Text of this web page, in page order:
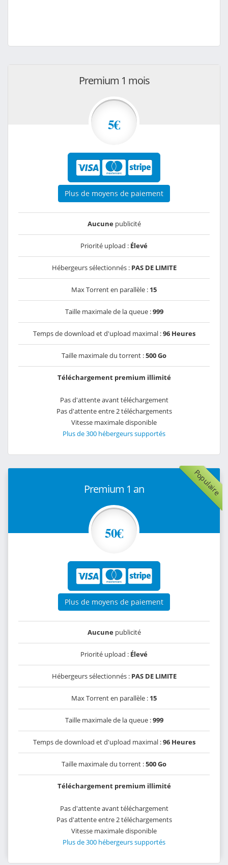
Premium 1 mois
5€
Plus de moyens de paiement
Aucunepublicité
Priorité upload : Élevé
Hébergeurs sélectionnés : PAS DE LIMITE
Max Torrent en parallèle : 15
Taille maximale de la queue :999
Temps de download et d'upload maximal :96 Heures
Taille maximale du torrent :500 Go
Téléchargement premium illimité
Pas d'attente avant téléchargement
Pas d'attente entre 2 téléchargements
Vitesse maximale disponible
Plus de 300 hébergeurs supportés
Populaire
Premium 1 an
50€
Plus de moyens de paiement
Aucunepublicité
Priorité upload : Élevé
Hébergeurs sélectionnés : PAS DE LIMITE
Max Torrent en parallèle : 15
Taille maximale de la queue :999
Temps de download et d'upload maximal :96 Heures
Taille maximale du torrent :500 Go
Téléchargement premium illimité
Pas d'attente avant téléchargement
Pas d'attente entre 2 téléchargements
Vitesse maximale disponible
Plus de 300 hébergeurs supportés